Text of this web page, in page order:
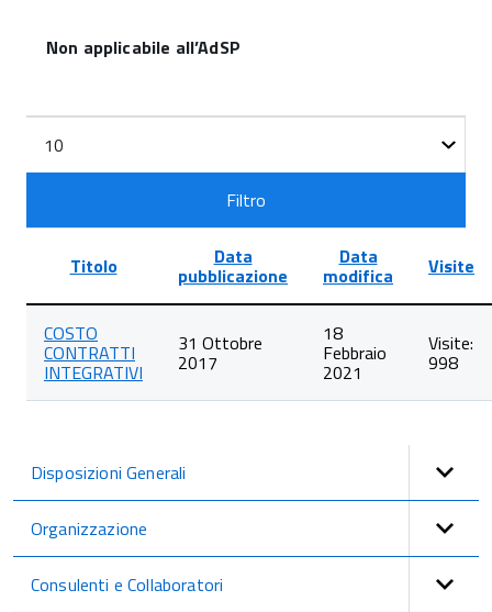
Non applicabile all’AdSP
Filtri
Filtro
degli
articoli
nella
categoria
Titolo Data
pubblicazione
Data
modifica Visite
COSTO
CONTRATTI
INTEGRATIVI
31 Ottobre
2017
18
Febbraio
2021
Visite:
998
Disposizioni Generali
Organizzazione
Consulenti e Collaboratori